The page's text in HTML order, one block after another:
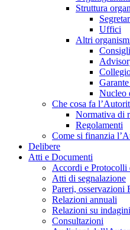
Struttura
Uffici
Altri
Nucleo
Che cosa fa
Normativa di
Regolamenti
Come si finanzia
Delibere
Atti e Documenti
Accordi e Protocolli
Atti di segnalazione
Pareri, osservazioni
Relazioni annuali
Relazioni su
Consultazioni